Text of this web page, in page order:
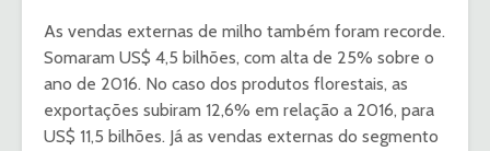
As vendas externas de milho também foram recorde.
Somaram US$ 4,5 bilhões, com alta de 25% sobre o
ano de 2016. No caso dos produtos florestais, as
exportações subiram 12,6% em relação a 2016, para
US$ 11,5 bilhões. Já as vendas externas do segmento